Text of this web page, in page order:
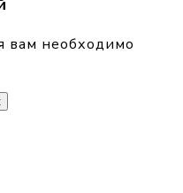
вам необходимо